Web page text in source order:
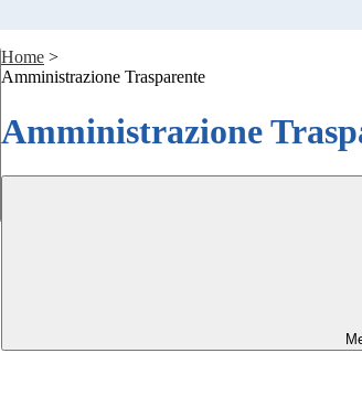
Home >
Amministrazione Trasparente
Amministrazione